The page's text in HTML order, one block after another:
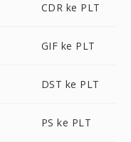
CDR ke PLT
GIF ke PLT
DST ke PLT
PS ke PLT